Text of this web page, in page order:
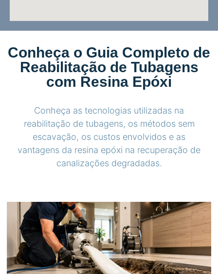
Conheça o Guia Completo de
Reabilitação de Tubagens
com Resina Epóxi
Conheça as tecnologias utilizadas na
reabilitação de tubagens, os métodos sem
escavação, os custos envolvidos e as
vantagens da resina epóxi na recuperação de
canalizações degradadas.